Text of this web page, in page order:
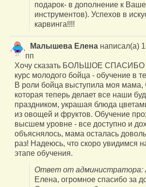
подарок- в дополнение к
инструментов). Успехов в
карвинга!!!!
Малышева Елена написал(а)
пп
Хочу сказать БОЛЬШОЕ СПАСИБО
курс молодого бойца - обучение в
В роли бойца выступила моя мама,
которая теперь делает все наши
праздником, украшая блюда
из овощей и фруктов. Обучение
высшем уровне - все доступно и
объяснялось, мама осталась
раз! Надеюсь, что скоро увидимся
этапе обучения.
Ответ от администратора:
Елена, огромное спасибо за